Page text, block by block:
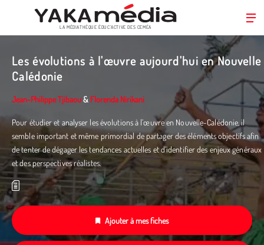
contenu
LA MÉDIATHÈQUE ÉDUC’ACTIVE DES CEMÉA
Les évolutions à l'œuvre aujourd'hui en Nouvelle
Calédonie
Jean-Philippe Tjibaou& Florenda Nirikani
Pour étudier et analyser les évolutions à l’œuvre en Nouvelle-Calédonie, il
semble important et même primordial de partager des éléments objectifs afin
de tenter de dégager les tendances actuelles et d’identifier des enjeux généraux
et des perspectives réalistes.
Ajouter à mes fiches